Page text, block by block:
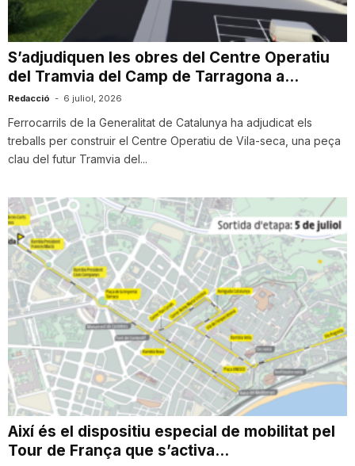
r
r
g
o
n
S’adjudiquen les obres del Centre Operatiu
del Tramvia del Camp de Tarragona a...
Redacció - 6 juliol, 2026
Ferrocarrils de la Generalitat de Catalunya ha adjudicat els
treballs per construir el Centre Operatiu de Vila-seca, una peça
clau del futur Tramvia del...
Així és el dispositiu especial de mobilitat pel
Tour de França que s’activa...